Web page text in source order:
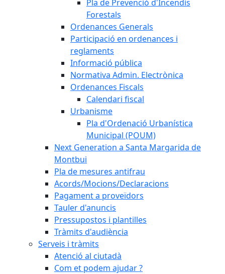
Pla de Prevenció d'Incendis
Forestals
Ordenances Generals
Participació en ordenances i
reglaments
Informació pública
Normativa Admin. Electrònica
Ordenances Fiscals
Calendari fiscal
Urbanisme
Pla d'Ordenació Urbanística
Municipal (POUM)
Next Generation a Santa Margarida de
Montbui
Pla de mesures antifrau
Acords/Mocions/Declaracions
Pagament a proveïdors
Tauler d'anuncis
Pressupostos i plantilles
Tràmits d'audiència
Serveis i tràmits
Atenció al ciutadà
Com et podem ajudar ?